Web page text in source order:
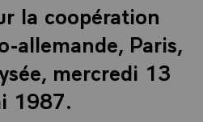
la coopération
allemande, Paris,
mercredi 13
1987.